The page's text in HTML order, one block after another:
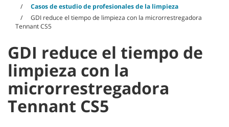
Casos de estudio de profesionales de la limpieza
GDI reduce el tiempo de limpieza con la microrrestregadora
Tennant CS5
GDI reduce el tiempo de
limpieza con la
microrrestregadora
Tennant CS5